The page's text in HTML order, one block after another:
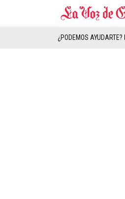
¿PODEMOS AYUDARTE?